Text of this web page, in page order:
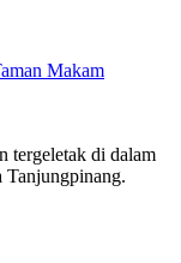
Makam
tergeletak di dalam
Tanjungpinang.